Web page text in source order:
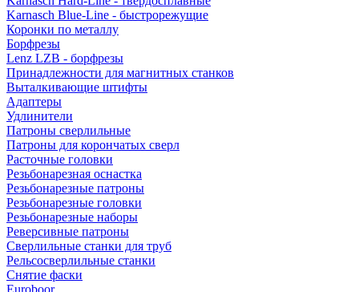
Karnasch Blue-Line - быстрорежущие
Коронки по металлу
Борфрезы
Lenz LZB - борфрезы
Принадлежности для магнитных станков
Выталкивающие штифты
Адаптеры
Удлинители
Патроны сверлильные
Патроны для корончатых сверл
Расточные головки
Резьбонарезная оснастка
Резьбонарезные патроны
Резьбонарезные головки
Резьбонарезные наборы
Реверсивные патроны
Сверлильные станки для труб
Рельсосверлильные станки
Снятие фаски
Euroboor